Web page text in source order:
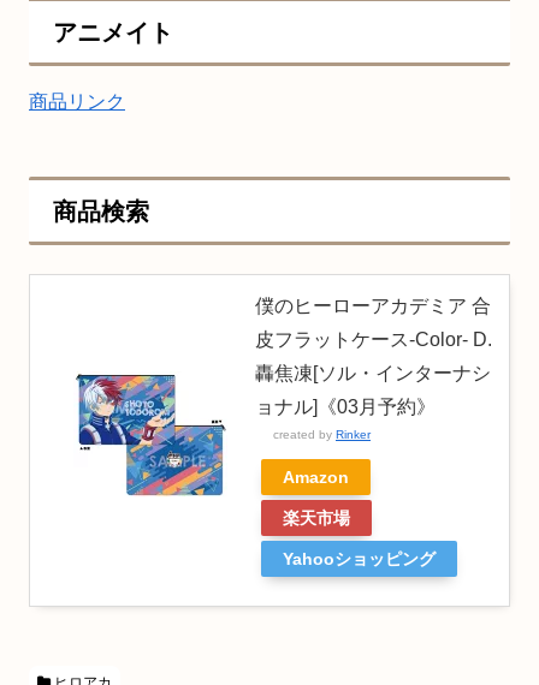
アニメイト
商品リンク
商品検索
僕のヒーローアカデミア 合
皮フラットケース-Color- D.
轟焦凍[ソル・インターナシ
ョナル]《03月予約》
created by Rinker
Amazon
楽天市場
Yahooショッピング